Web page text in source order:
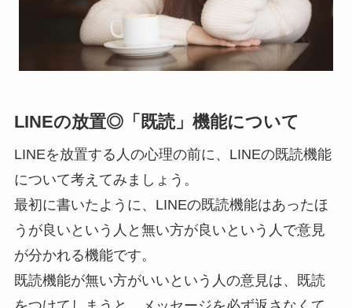
LINEの放置◎「既読」機能について
LINEを放置する人の心理の前に、LINEの既読機能
について考えてみましょう。
最初に書いたように、LINEの既読機能はあったほ
うが良いという人と無い方が良いという人で意見
が分かれる機能です。
既読機能が無い方がいいという人の意見は、既読